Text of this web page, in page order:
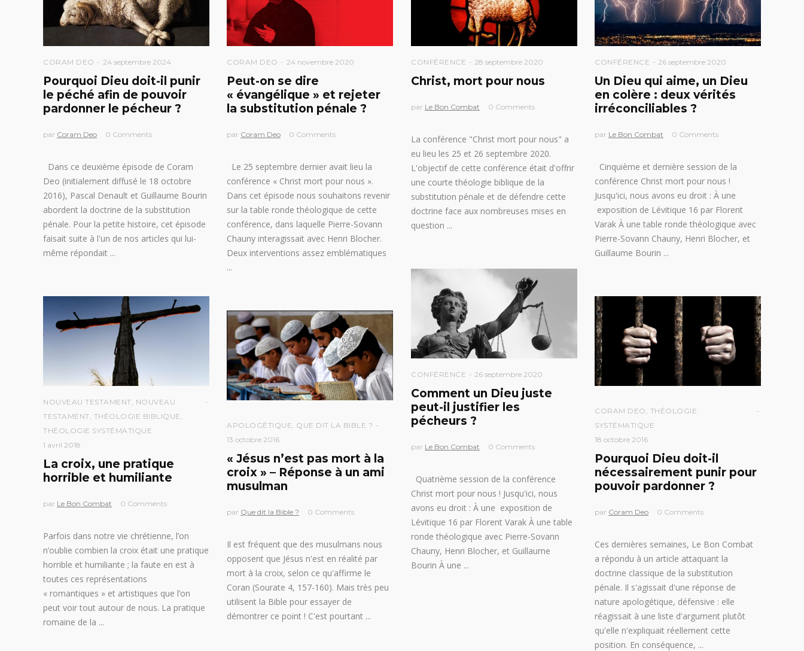
CORAM DEO 24 septembre 2024
Pourquoi Dieu doit-il punir
le péché afin de pouvoir
pardonner le pécheur ?
par Coram Deo 0 Comments
Dans ce deuxième épisode de Coram
Deo (initialement diffusé le 18 octobre
2016), Pascal Denault et Guillaume Bourin
abordent la doctrine de la substitution
pénale. Pour la petite histoire, cet épisode
faisait suite à l'un de nos articles qui lui-
même répondait
CORAM DEO 24 novembre 2020
Peut-on se dire
« évangélique » et rejeter
la substitution pénale ?
par Coram Deo 0 Comments
Le 25 septembre dernier avait lieu la
conférence « Christ mort pour nous ».
Dans cet épisode nous souhaitons revenir
sur la table ronde théologique de cette
conférence, dans laquelle Pierre-Sovann
Chauny interagissait avec Henri Blocher.
Deux interventions assez emblématiques
CONFÉRENCE 28 septembre 2020
Christ, mort pour nous
par Le Bon Combat 0 Comments
La conférence "Christ mort pour nous" a
eu lieu les 25 et 26 septembre 2020.
L'objectif de cette conférence était d'offrir
une courte théologie biblique de la
substitution pénale et de défendre cette
doctrine face aux nombreuses mises en
question
CONFÉRENCE 26 septembre 2020
Un Dieu qui aime, un Dieu
en colère : deux vérités
irréconciliables ?
par Le Bon Combat 0 Comments
Cinquième et dernière session de la
conférence Christ mort pour nous !
Jusqu'ici, nous avons eu droit : À une
exposition de Lévitique 16 par Florent
Varak À une table ronde théologique avec
Pierre-Sovann Chauny, Henri Blocher, et
Guillaume Bourin
CONFÉRENCE 26 septembre 2020
Comment un Dieu juste
peut-il justifier les
pécheurs ?
par Le Bon Combat 0 Comments
Quatrième session de la conférence
Christ mort pour nous ! Jusqu'ici, nous
avons eu droit : À une exposition de
Lévitique 16 par Florent Varak À une table
ronde théologique avec Pierre-Sovann
Chauny, Henri Blocher, et Guillaume
Bourin À une
NOUVEAU TESTAMENT, NOUVEAU
TESTAMENT, THÉOLOGIE BIBLIQUE ,
THÉOLOGIE SYSTÉMATIQUE
1 avril 2018
La croix, une pratique
horrible et humiliante
par Le Bon Combat 0 Comments
Parfois dans notre vie chrétienne, l’on
n’oublie combien la croix était une pratique
horrible et humiliante ; la faute en est à
toutes ces représentations
« romantiques » et artistiques que l’on
peut voir tout autour de nous. La pratique
romaine de la
CORAM DEO , THÉOLOGIE
SYSTÉMATIQUE
18 octobre 2016
Pourquoi Dieu doit-il
nécessairement punir pour
pouvoir pardonner ?
par Coram Deo 0 Comments
Ces dernières semaines, Le Bon Combat
a répondu à un article attaquant la
doctrine classique de la substitution
pénale. Il s'agissait d'une réponse de
nature apologétique, défensive : elle
réagissait à une liste d'argument plutôt
qu'elle n'expliquait réellement cette
position. En conséquence,
APOLOGÉTIQUE, QUE DIT LA BIBLE ?
13 octobre 2016
« Jésus n’est pas mort à la
croix » – Réponse à un ami
musulman
par Que dit la Bible ? 0 Comments
Il est fréquent que des musulmans nous
opposent que Jésus n'est en réalité par
mort à la croix, selon ce qu'affirme le
Coran (Sourate 4, 157-160). Mais très peu
utilisent la Bible pour essayer de
démontrer ce point ! C'est pourtant